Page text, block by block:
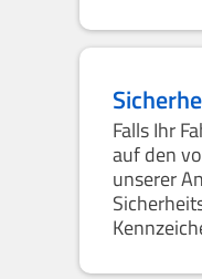
Falls Ihr
auf den
unserer